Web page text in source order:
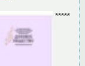
*****